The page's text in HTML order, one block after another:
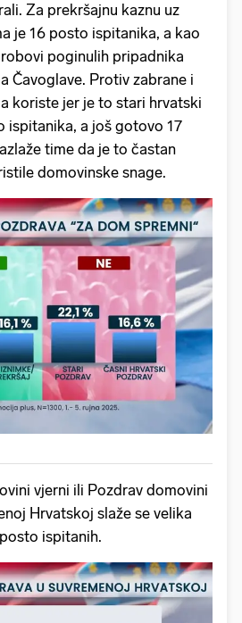
Za prekršajnu kaznu uz
je 16 posto ispitanika, a kao
poginulih pripadnika
Čavoglave. Protiv zabrane i
koriste jer je to stari hrvatski
ispitanika, a još gotovo 17
time da je to častan
domovinske snage.
vjerni ili Pozdrav domovini
Hrvatskoj slaže se velika
ispitanih.